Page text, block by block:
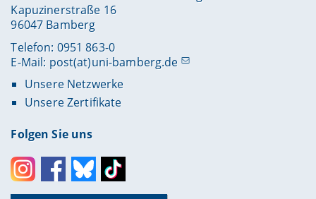
Kapuzinerstraße 16
96047 Bamberg
Telefon: 0951 863-0
E-Mail: post(at)uni-bamberg.de
Unsere Netzwerke
Unsere Zertifikate
Folgen Sie uns
InstagramFacebookBlueskyToktok